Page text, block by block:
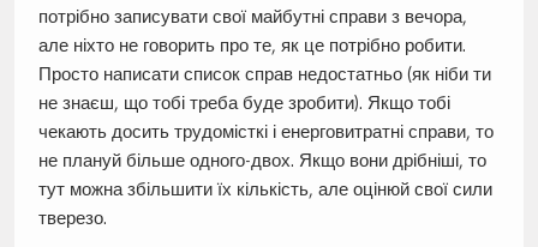
потрібно записувати свої майбутні справи з вечора,
але ніхто не говорить про те, як це потрібно робити.
Просто написати список справ недостатньо (як ніби ти
не знаєш, що тобі треба буде зробити). Якщо тобі
чекають досить трудомісткі і енерговитратні справи, то
не плануй більше одного-двох. Якщо вони дрібніші, то
тут можна збільшити їх кількість, але оцінюй свої сили
тверезо.